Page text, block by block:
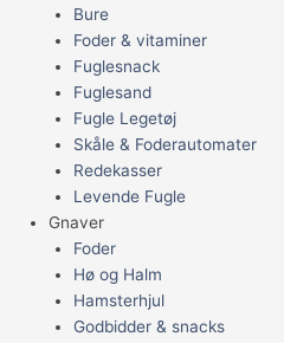
Bure
Foder & vitaminer
Fuglesnack
Fuglesand
Fugle Legetøj
Skåle & Foderautomater
Redekasser
Levende Fugle
Gnaver
Foder
Hø og Halm
Hamsterhjul
Godbidder & snacks